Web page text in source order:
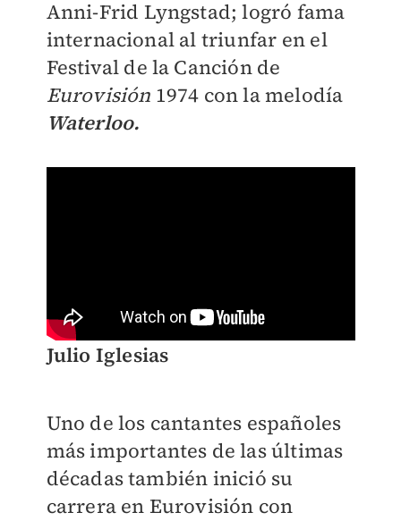
Anni-Frid Lyngstad; logró fama
internacional al triunfar en el
Festival de la Canción de
Eurovisión 1974 con la melodía
Waterloo.
Julio Iglesias
Uno de los cantantes españoles
más importantes de las últimas
décadas también inició su
carrera en Eurovisión con